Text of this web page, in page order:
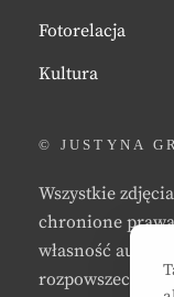
Fotorelacja
Kultura
© JUSTYNA
Wszystkie
chronione
własność